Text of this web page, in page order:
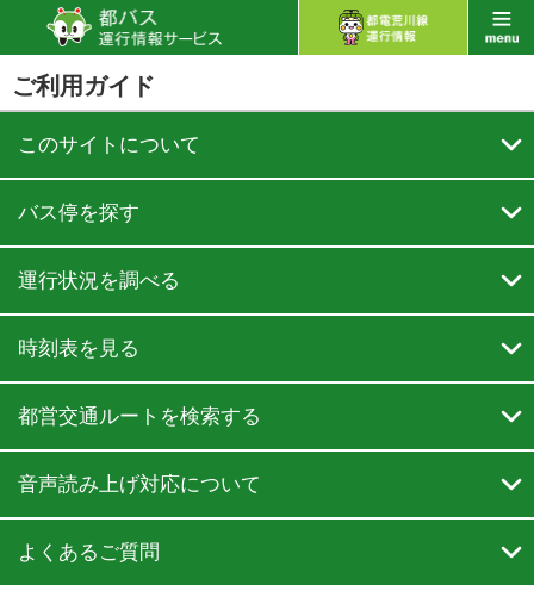
ご利用ガイド
このサイトについて 
バス停を探す 
運行状況を調べる 
時刻表を見る 
都営交通ルートを検索する 
音声読み上げ対応について 
よくあるご質問 